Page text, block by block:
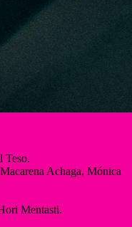
Teso.
Achaga, Mónica
Mentasti.